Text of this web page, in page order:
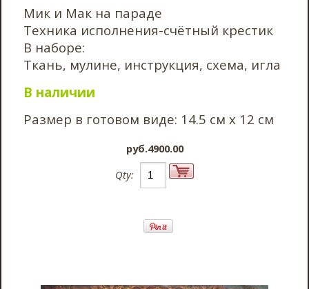
Мик и Мак на параде
Техника исполнения-счётный крестик
В наборе:
Ткань, мулине, инструкция, схема, игла
В наличии
Размер в готовом виде: 14.5 см х 12 см
pyб.4900.00
Qty: